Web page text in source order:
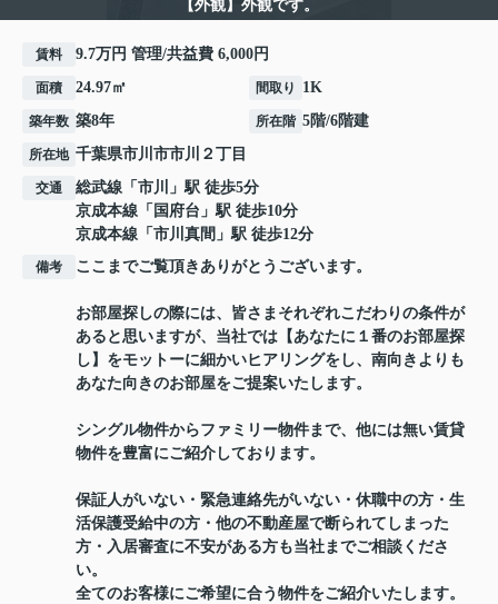
【外観】外観です。
賃料 9.7万円 管理/共益費 6,000円
面積 24.97㎡ 間取り 1K
築年数 築8年 所在階 5階/6階建
所在地 千葉県市川市市川 ２丁目
交通 総武線 「 市川
」駅 徒歩5分
京成本線 「 国府台 」駅 徒歩10分
京成本線 「 市川真間 」駅 徒歩12分
備考 ここまでご覧頂きありがとうございます。
お部屋探しの際には、皆さまそれぞれこだわりの条件が
あると思いますが、当社では【あなたに１番のお部屋探
し】をモットーに細かいヒアリングをし、南向きよりも
あなた向きのお部屋をご提案いたします。
シングル物件からファミリー物件まで、他には無い賃貸
物件を豊富にご紹介しております。
保証人がいない・緊急連絡先がいない・休職中の方・生
活保護受給中の方・他の不動産屋で断られてしまった
方・入居審査に不安がある方も当社までご相談くださ
い。
全てのお客様にご希望に合う物件をご紹介いたします。